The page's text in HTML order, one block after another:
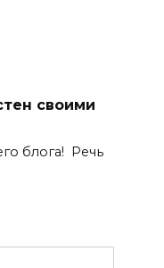
своими
блога! Речь